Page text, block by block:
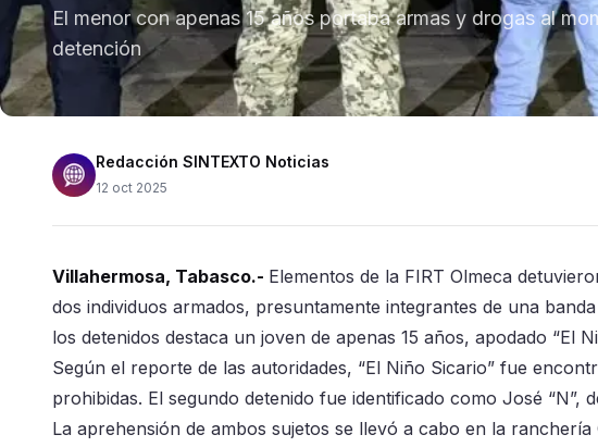
El menor con apenas 15 años portaba armas y drogas al
detención
Redacción SINTEXTO Noticias
12 oct 2025
Villahermosa, Tabasco.- Elementos de la FIRT Olmeca
dos individuos armados, presuntamente integrantes de una
los detenidos destaca un joven de apenas 15 años, apodado “El
Según el reporte de las autoridades, “El Niño Sicario” fue
prohibidas. El segundo detenido fue identificado como José “N”,
La aprehensión de ambos sujetos se llevó a cabo en la